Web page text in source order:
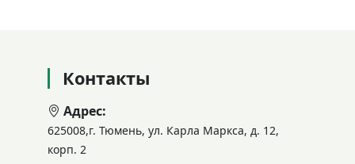
Контакты
Адрес:
625008,г. Тюмень, ул. Карла Маркса, д. 12,
корп. 2